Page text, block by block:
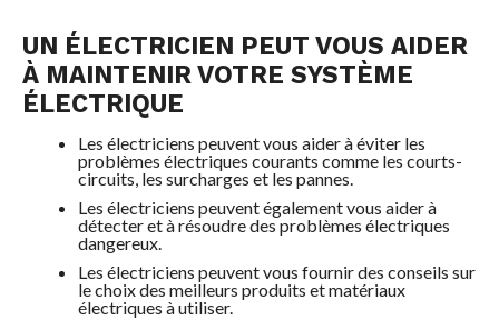
UN ÉLECTRICIEN PEUT VOUS AIDER
À MAINTENIR VOTRE SYSTÈME
ÉLECTRIQUE
Les électriciens peuvent vous aider à éviter les
problèmes électriques courants comme les courts-
circuits, les surcharges et les pannes.
Les électriciens peuvent également vous aider à
détecter et à résoudre des problèmes électriques
dangereux.
Les électriciens peuvent vous fournir des conseils sur
le choix des meilleurs produits et matériaux
électriques à utiliser.